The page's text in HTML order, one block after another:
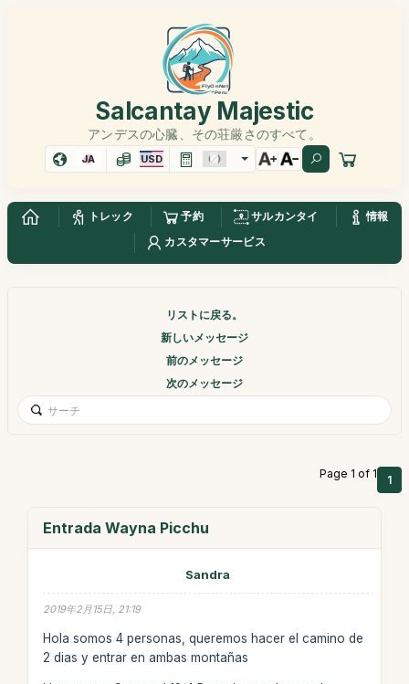
Salcantay Majestic
アンデスの心臓、その荘厳さのすべて。
JA USD
トレック 予約 サルカンタイ
情報
カスタマーサービス
リストに戻る。
新しいメッセージ
前のメッセージ
次のメッセージ
Page 1 of 1 1
Entrada Wayna Picchu
Sandra
2019年2月15日, 21:19
Hola somos 4 personas, queremos hacer el camino de
2 dias y entrar en ambas montañas